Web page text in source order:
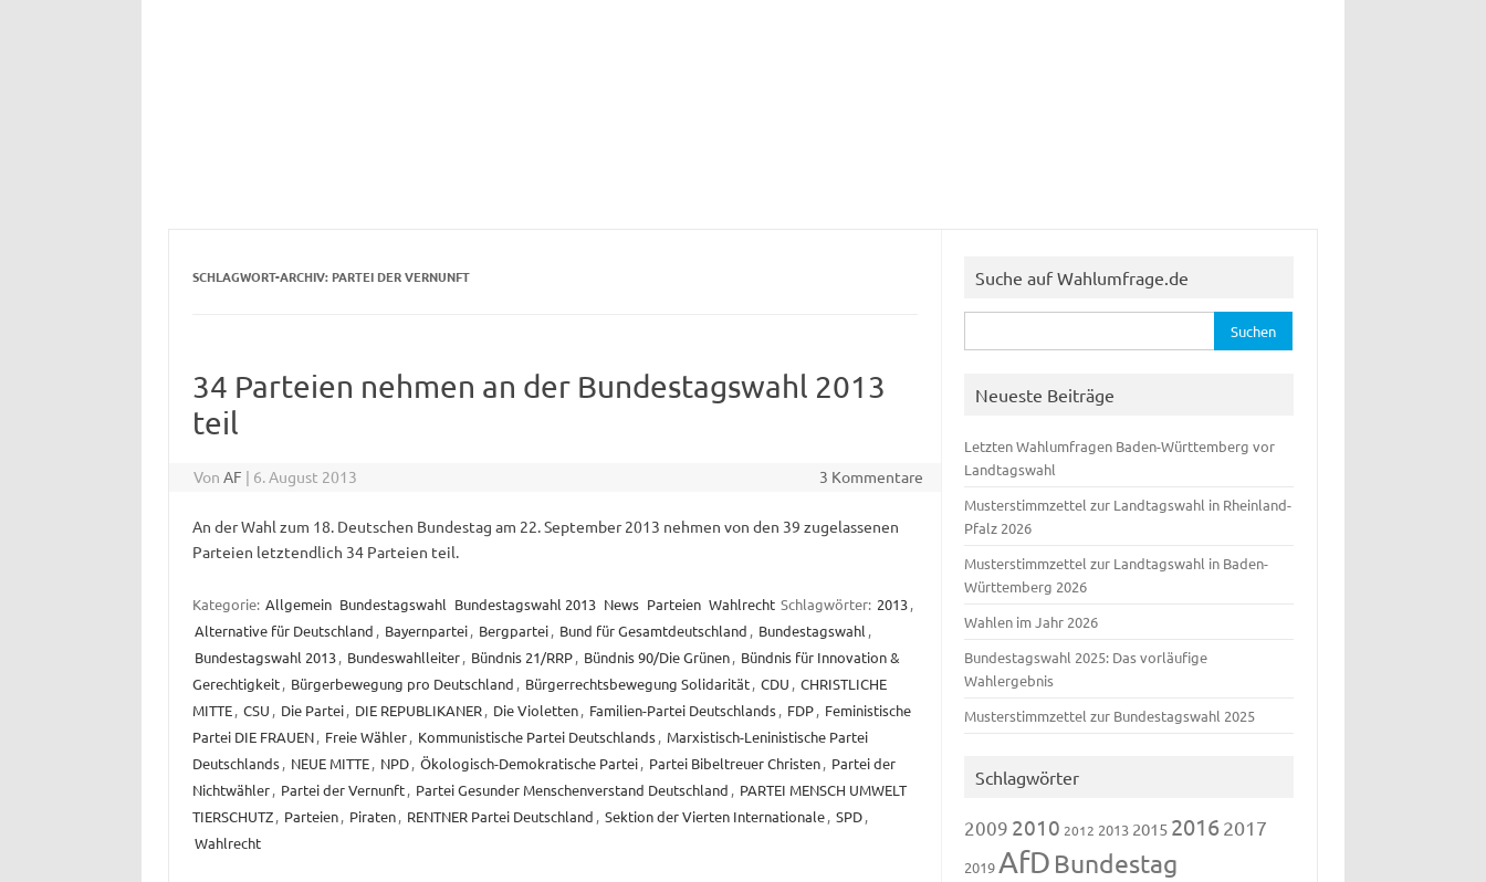
SCHLAGWORT-ARCHIV: PARTEI DER VERNUNFT
34 Parteien nehmen an der Bundestagswahl 2013
teil
VonAF | 6. August 2013 3 Kommentare
An der Wahl zum 18. Deutschen Bundestag am 22. September 2013 nehmen von den 39 zugelassenen
Parteien letztendlich 34 Parteien teil.
Kategorie: Allgemein Bundestagswahl Bundestagswahl 2013 News Parteien Wahlrecht Schlagwörter: 2013,
Alternative für Deutschland , Bayernpartei, Bergpartei, Bund für Gesamtdeutschland , Bundestagswahl ,
Bundestagswahl 2013, Bundeswahlleiter, Bündnis 21/RRP, Bündnis 90/Die Grünen, Bündnis für Innovation &
Gerechtigkeit, Bürgerbewegung pro Deutschland , Bürgerrechtsbewegung Solidarität, CDU , CHRISTLICHE
MITTE, CSU , Die Partei, DIE REPUBLIKANER, Die Violetten, Familien-Partei Deutschlands, FDP, Feministische
Partei DIE FRAUEN, Freie Wähler, Kommunistische Partei Deutschlands, Marxistisch-Leninistische Partei
Deutschlands, NEUE MITTE, NPD, Ökologisch-Demokratische Partei, Partei Bibeltreuer Christen, Partei der
Nichtwähler, Partei der Vernunft, Partei Gesunder Menschenverstand Deutschland , PARTEI MENSCH UMWELT
TIERSCHUTZ, Parteien, Piraten, RENTNER Partei Deutschland , Sektion der Vierten Internationale, SPD,
Wahlrecht
Suche auf Wahlumfrage.de
nach:
Neueste Beiträge
Letzten Wahlumfragen Baden-Württemberg vor
Landtagswahl
Musterstimmzettel zur Landtagswahl in Rheinland-
Pfalz 2026
Musterstimmzettel zur Landtagswahl in Baden-
Württemberg 2026
Wahlen im Jahr 2026
Bundestagswahl 2025: Das vorläufige
Wahlergebnis
Musterstimmzettel zur Bundestagswahl 2025
Schlagwörter
2009 2010 2012 2013 2015 20162017
2019AfD Bundestag